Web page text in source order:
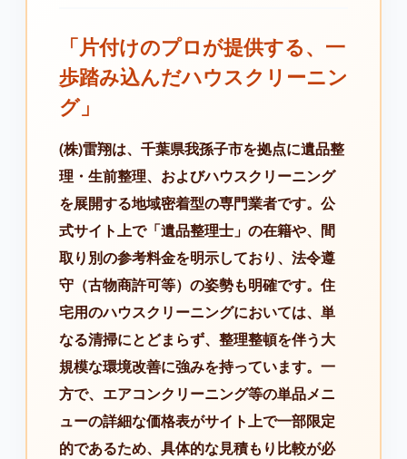
「片付けのプロが提供する、一
歩踏み込んだハウスクリーニン
グ」
(株)雷翔は、千葉県我孫子市を拠点に遺品整
理・生前整理、およびハウスクリーニング
を展開する地域密着型の専門業者です。公
式サイト上で「遺品整理士」の在籍や、間
取り別の参考料金を明示しており、法令遵
守（古物商許可等）の姿勢も明確です。住
宅用のハウスクリーニングにおいては、単
なる清掃にとどまらず、整理整頓を伴う大
規模な環境改善に強みを持っています。一
方で、エアコンクリーニング等の単品メニ
ューの詳細な価格表がサイト上で一部限定
的であるため、具体的な見積もり比較が必